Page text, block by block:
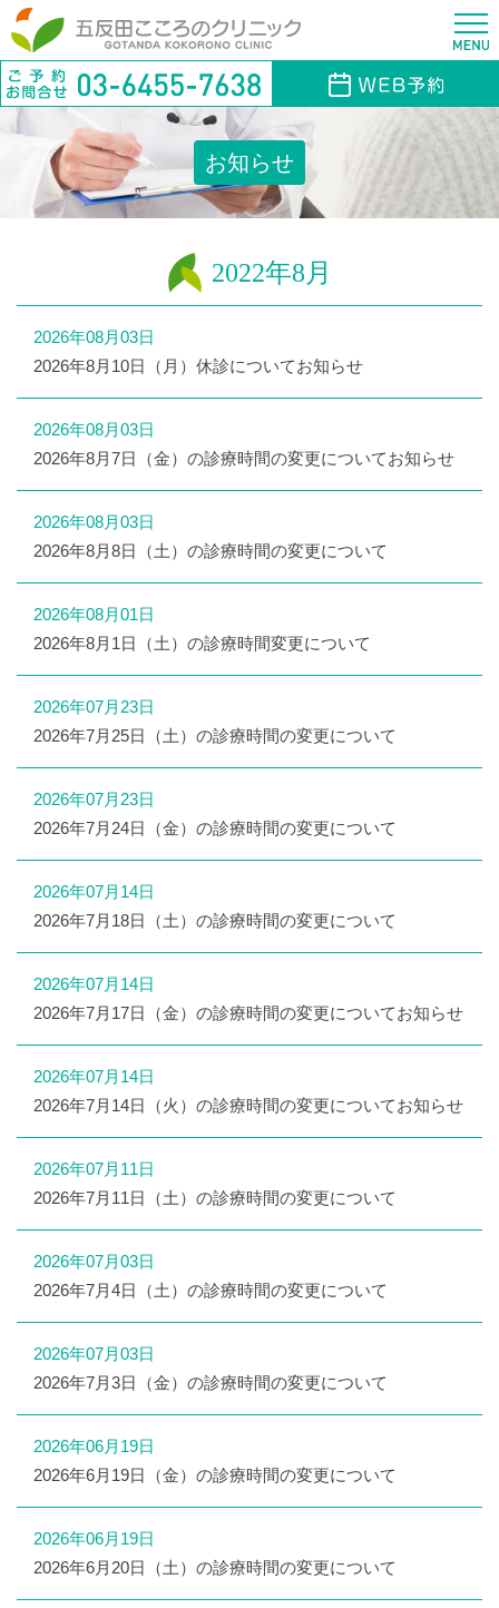
お知らせ
2022年8月
2026年08月03日
2026年8月10日（月）休診についてお知らせ
2026年08月03日
2026年8月7日（金）の診療時間の変更についてお知らせ
2026年08月03日
2026年8月8日（土）の診療時間の変更について
2026年08月01日
2026年8月1日（土）の診療時間変更について
2026年07月23日
2026年7月25日（土）の診療時間の変更について
2026年07月23日
2026年7月24日（金）の診療時間の変更について
2026年07月14日
2026年7月18日（土）の診療時間の変更について
2026年07月14日
2026年7月17日（金）の診療時間の変更についてお知らせ
2026年07月14日
2026年7月14日（火）の診療時間の変更についてお知らせ
2026年07月11日
2026年7月11日（土）の診療時間の変更について
2026年07月03日
2026年7月4日（土）の診療時間の変更について
2026年07月03日
2026年7月3日（金）の診療時間の変更について
2026年06月19日
2026年6月19日（金）の診療時間の変更について
2026年06月19日
2026年6月20日（土）の診療時間の変更について